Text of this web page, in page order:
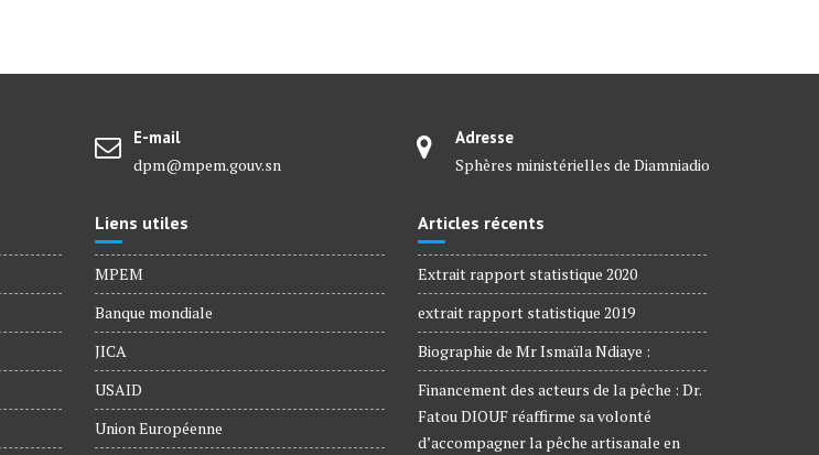
E-mail
dpm@mpem.gouv.sn
Adresse
Sphères ministérielles de Diamniadio
Liens utiles
MPEM
Banque mondiale
JICA
USAID
Union Européenne
Articles récents
Extrait rapport statistique 2020
extrait rapport statistique 2019
Biographie de Mr Ismaïla Ndiaye :
Financement des acteurs de la pêche : Dr.
Fatou DIOUF réaffirme sa volonté
d’accompagner la pêche artisanale en